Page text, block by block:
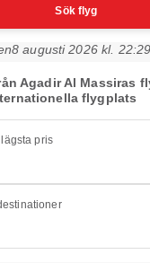
Sök flyg
8 augusti 2026 kl.
Agadir Al Massiras
flygplats
pris